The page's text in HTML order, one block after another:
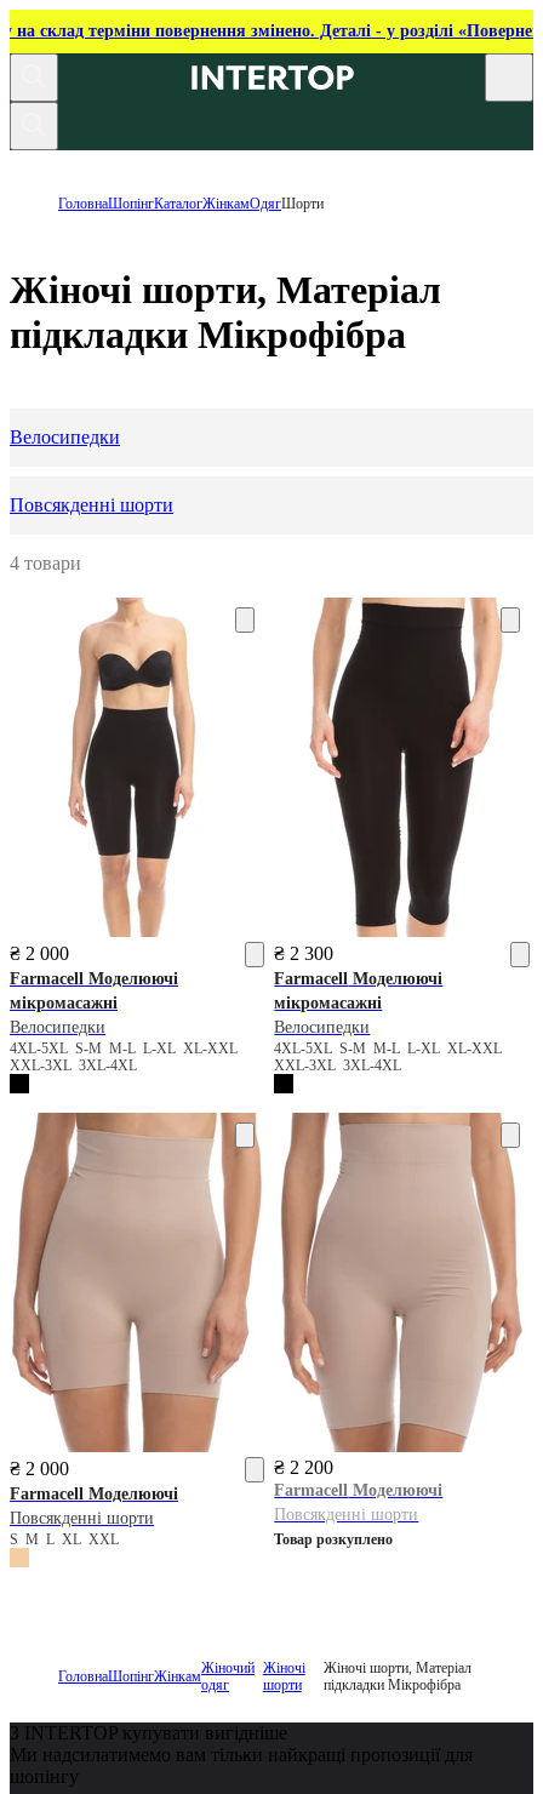
на склад терміни повернення змінено. Деталі - у розділі
ГоловнаШопінгКаталогЖінкамОдягШорти
Жіночі шорти, Матеріал
підкладки Мікрофібра
Велосипедки
Повсякденні шорти
4 товари
₴ 2 000
Farmacell Моделюючі
мікромасажні
Велосипедки
4XL-5XL S-M M-L L-XL XL-XXL
XXL-3XL 3XL-4XL
₴ 2 300
Farmacell Моделюючі
мікромасажні
Велосипедки
4XL-5XLS-MM-LL-XLXL-XXL
XXL-3XL3XL-4XL
₴ 2 000
Farmacell Моделюючі
Повсякденні шорти
S M L XL XXL
₴ 2 200
Farmacell Моделюючі
Повсякденні шорти
Товар розкуплено
ГоловнаШопінгЖінкамЖіночий
одяг
Жіночі
шорти
Жіночі шорти, Матеріал
підкладки Мікрофібра
З INTERTOP купувати вигідніше
Ми надсилатимемо вам тільки найкращі пропозиції для
шопінгу